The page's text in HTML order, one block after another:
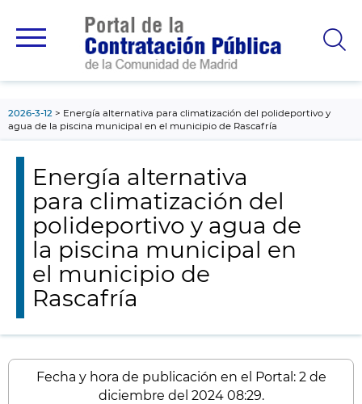
principal
2026-3-12
Energía alternativa para climatización del polideportivo y
agua de la piscina municipal en el municipio de Rascafría
Energía alternativa
para climatización del
polideportivo y agua de
la piscina municipal en
el municipio de
Rascafría
Fecha y hora de publicación en el Portal: 2 de
diciembre del 2024 08:29.